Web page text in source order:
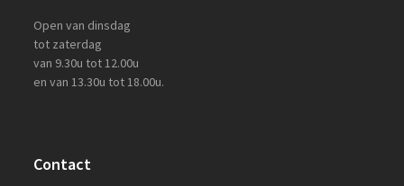
Open van dinsdag
tot zaterdag
van 9.30u tot 12.00u
en van 13.30u tot 18.00u.
Contact